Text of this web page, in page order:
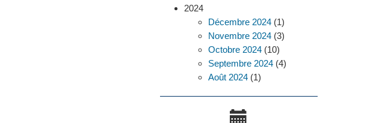
2024
Décembre 2024(1)
Novembre 2024(3)
Octobre 2024(10)
Septembre 2024(4)
Août 2024(1)